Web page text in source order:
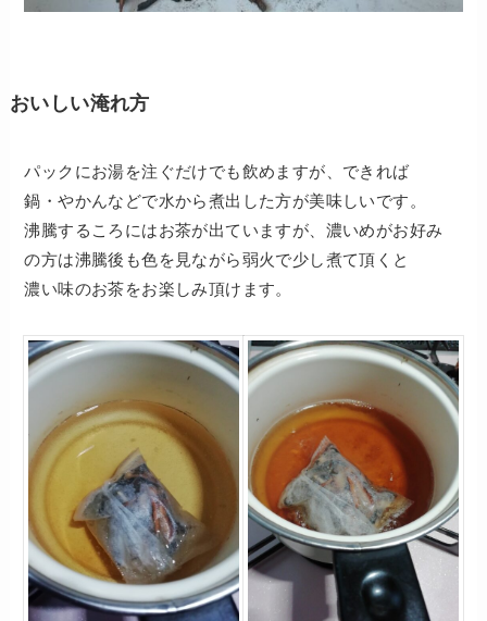
おいしい淹れ方
パックにお湯を注ぐだけでも飲めますが、できれば
鍋・やかんなどで水から煮出した方が美味しいです。
沸騰するころにはお茶が出ていますが、濃いめがお好み
の方は沸騰後も色を見ながら弱火で少し煮て頂くと
濃い味のお茶をお楽しみ頂けます。